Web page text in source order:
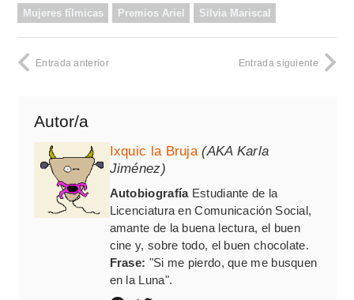
Mujeres fílmicas Premios Ariel Silvia Mariscal
Entrada anterior Entrada siguiente
Autor/a
Ixquic la Bruja (AKA Karla
Jiménez)
AutobiografíaEstudiante de la
Licenciatura en Comunicación Social,
amante de la buena lectura, el buen
cine y, sobre todo, el buen chocolate.
Frase: "Si me pierdo, que me busquen
en la Luna".